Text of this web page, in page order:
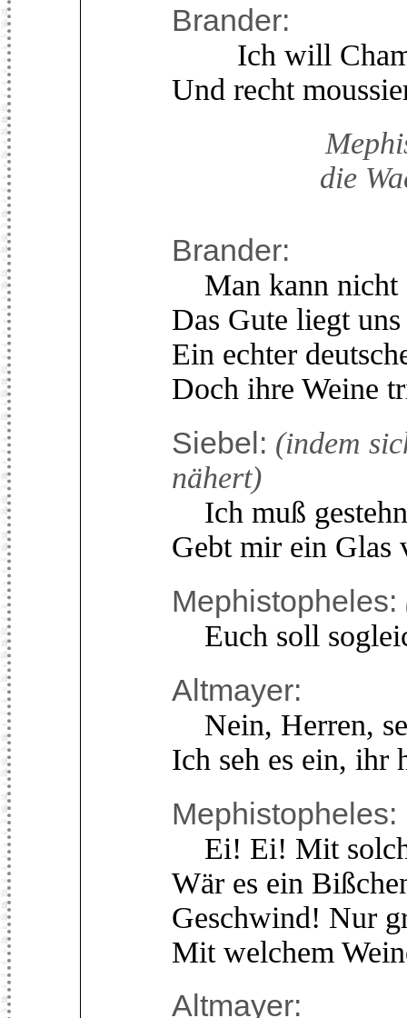
Brander:
Ich will
Und recht
die
Brander:
Man kann nicht
Das Gute liegt
Ein echter
Doch ihre Weine
Siebel: (indem
nähert)
Ich muß
Gebt mir ein Glas
Mephistopheles:
Euch soll
Altmayer:
Nein, Herren,
Ich seh es ein, ihr
Mephistopheles:
Ei! Ei! Mit
Wär es ein
Geschwind! Nur
Mit welchem
Altmayer: